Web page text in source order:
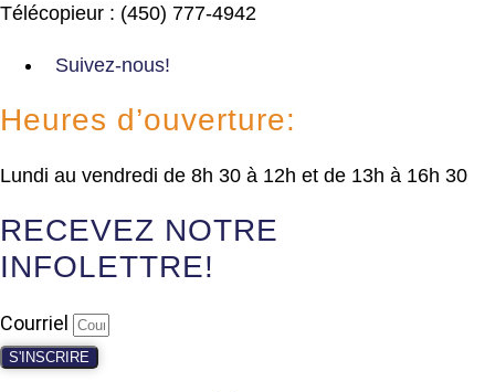
Télécopieur : (450) 777-4942
Suivez-nous!
Heures d’ouverture:
Lundi au vendredi de 8h 30 à 12h et de 13h à 16h 30
RECEVEZ NOTRE
INFOLETTRE!
Courriel
S'INSCRIRE